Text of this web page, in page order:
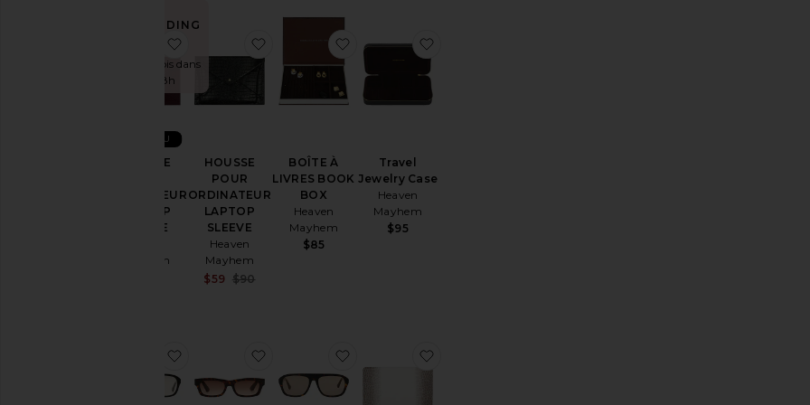
TRENDING
NOW!
Vendu 5 fois dans
les 48h
HOUSSE
ORDINATEUR
LAPTOP
SLEEVE
Mayhem
NOUVEAU
ajouter aux préférésHOUSSE POUR ORDINATEUR LAPTOP SLEEVE
HOUSSE
POUR
ORDINATEUR
LAPTOP
SLEEVE
Heaven
Mayhem
$59 $90
ajouter aux préférésHOUSSE POUR ORDINATEUR LAPTOP SLEEVE
BOÎTE À
LIVRES BOOK
BOX
Heaven
Mayhem
$85
ajouter aux préférésBOÎTE À LIVRES BOOK BOX
Travel
Jewelry Case
Heaven
Mayhem
$95
ajouter aux préférésLUNETTES DE SOLEIL VESPER
ajouter aux préférésLUNETTES DE SOLEIL SLOANE
ajouter aux préférésLUNETTES DE SOLEIL VESPER